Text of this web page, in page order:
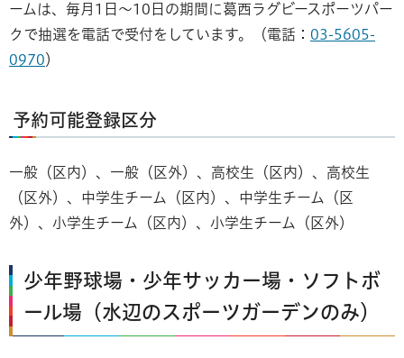
ームは、毎月1日～10日の期間に葛西ラグビースポーツパー
クで抽選を電話で受付をしています。（電話： 03-5605-
0970）
予約可能登録区分
一般（区内）、一般（区外）、高校生（区内）、高校生
（区外）、中学生チーム（区内）、中学生チーム（区
外）、小学生チーム（区内）、小学生チーム（区外）
少年野球場・少年サッカー場・ソフトボ
ール場（水辺のスポーツガーデンのみ）